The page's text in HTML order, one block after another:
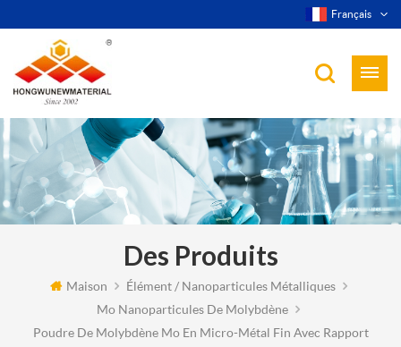
Français
Des Produits
Maison
Élément / Nanoparticules Métalliques
Mo Nanoparticules De Molybdène
Poudre De Molybdène Mo En Micro-Métal Fin Avec Rapport